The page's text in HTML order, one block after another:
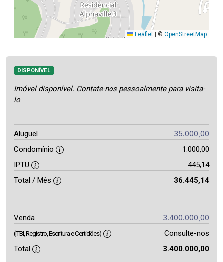
Leaflet | © OpenStreetMap
DISPONÍVEL
Imóvel disponível. Contate-nos pessoalmente para visita-
lo
Aluguel 35.000,00
Condomínio
1.000,00
IPTU
445,14
Total / Mês
36.445,14
Venda 3.400.000,00
(ITBI, Registro, Escritura e Certidões)
Consulte-nos
Total
3.400.000,00